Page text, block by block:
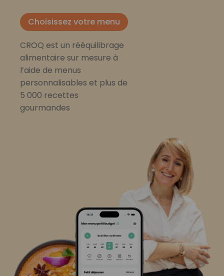
Choisissez votre menu
CROQ est un rééquilibrage
alimentaire sur mesure à
l’aide de menus
personnalisables et plus de
5 000 recettes
gourmandes